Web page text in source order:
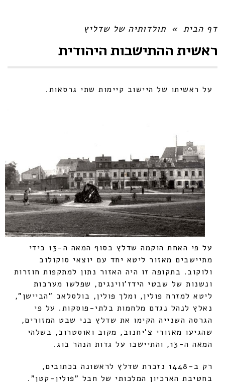
דף הבית » תולדותיה של שדליץ
ראשית ההתישבות היהודית
על ראשיתו של היישוב קיימות שתי גרסאות.
על פי האחת הוקמה שדלץ בסוף המאה ה-13 בידי
מתיישבים מאזור ליטא יחד עם יוצאי סוקולוב
ולוקוב. בתקופה זו היה האזור נתון למתקפות חוזרות
ונשנות של שבטי הידז'ווינגים, שפלשו מערבות
ליטא למזרח פולין, ומלך פולין, בולסלאב "הביישן",
נאלץ לנהל נגדם מלחמות בלתי-פוסקות. על פי
הגרסה השנייה הקימו את שדלץ בני שבט המזורים,
שהגיעו מאזורי צ'יחנוב, מקוב ואוסטרוב, בשלהי
המאה ה-13, והתיישבו על גדות הנהר בוג.
רק ב-1448 נזכרת שדלץ לראשונה בכתובים,
בחטיבת הארכיון המלכותי של חבל "פולין-קטן".